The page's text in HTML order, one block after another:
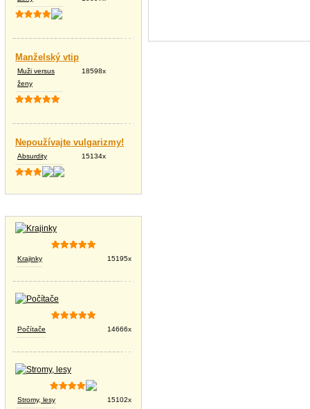
Manželský vtip
Muži versus
ženy
18598x
Nepoužívajte vulgarizmy!
Absurdity 15134x
Krajinky 15195x
Počítače 14666x
Stromy, lesy 15102x